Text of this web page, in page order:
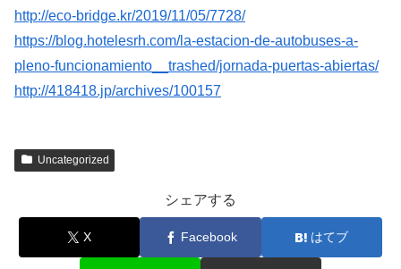
http://eco-bridge.kr/2019/11/05/7728/
https://blog.hotelesrh.com/la-estacion-de-autobuses-a-
pleno-funcionamiento__trashed/jornada-puertas-abiertas/
http://418418.jp/archives/100157
Uncategorized
シェアする
X Facebook はてブ